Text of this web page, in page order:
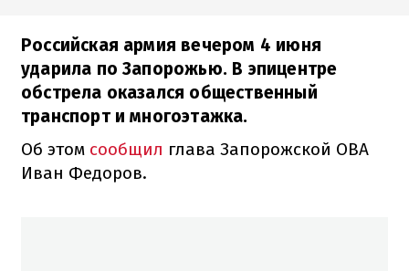
Российская армия вечером 4 июня
ударила по Запорожью. В эпицентре
обстрела оказался общественный
транспорт и многоэтажка.
Об этом сообщил глава Запорожской ОВА
Иван Федоров.